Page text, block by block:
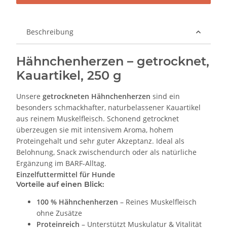
Beschreibung
Hähnchenherzen – getrocknet,
Kauartikel, 250 g
Unsere getrockneten Hähnchenherzen sind ein
besonders schmackhafter, naturbelassener Kauartikel
aus reinem Muskelfleisch. Schonend getrocknet
überzeugen sie mit intensivem Aroma, hohem
Proteingehalt und sehr guter Akzeptanz. Ideal als
Belohnung, Snack zwischendurch oder als natürliche
Ergänzung im BARF-Alltag.
Einzelfuttermittel für Hunde
Vorteile auf einen Blick:
100 % Hähnchenherzen – Reines Muskelfleisch
ohne Zusätze
Proteinreich – Unterstützt Muskulatur & Vitalität